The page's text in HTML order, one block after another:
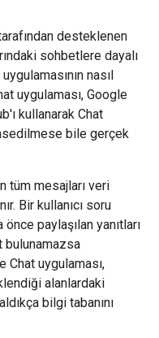
desteklenen
sohbetlere dayalı
nasıl
uygulaması, Google
kullanarak Chat
bile gerçek
tüm mesajları veri
Bir kullanıcı soru
paylaşılan yanıtları
bulunamazsa
Chat uygulaması,
alanlardaki
bilgi tabanını